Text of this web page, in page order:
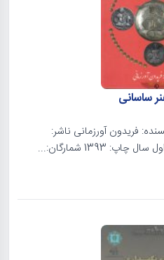
ساسانی
فریدون آورزمانی ناشر:
1393 شمارگان:...